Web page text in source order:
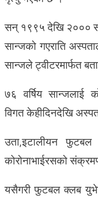
सन् १९९५ देखि २०००
सान्जको गएराति
सान्जले ट्वीटरमार्फत
७६ वर्षिय सान्जलाई
विगत केहीदिनदेखि
उता,इटालीयन फुटबल
कोरोनाभाईरसको
यसैगरी फुटबल क्लब